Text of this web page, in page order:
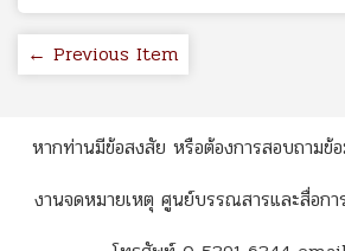
← Previous Item
หากท่านมีข้อสงสัย หรือต้องการสอบถามข้
งานจดหมายเหตุ ศูนย์บรรณสารและสื่อก